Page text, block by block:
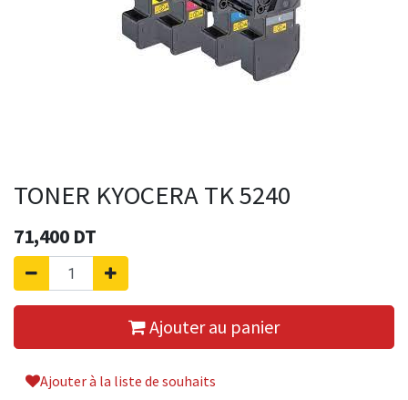
TONER KYOCERA TK 5240
71,400 DT
Ajouter au panier
Ajouter à la liste de souhaits